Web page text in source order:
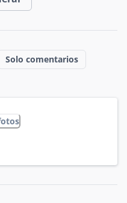
Solo comentarios